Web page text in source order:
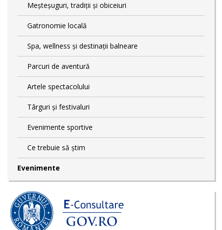
Meșteșuguri, tradiții și obiceiuri
Gatronomie locală
Spa, wellness și destinații balneare
Parcuri de aventură
Artele spectacolului
Târguri și festivaluri
Evenimente sportive
Ce trebuie să știm
Evenimente